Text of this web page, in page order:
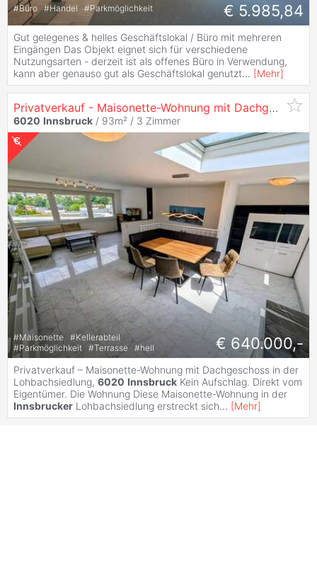
#Büro #Handel #Parkmöglichkeit € 5.985,84
Gut gelegenes & helles Geschäftslokal / Büro mit mehreren
Eingängen Das Objekt eignet sich für verschiedene
Nutzungsarten - derzeit ist als offenes Büro in Verwendung,
kann aber genauso gut als Geschäftslokal genutzt... [Mehr]
Privatverkauf - Maisonette-Wohnung mit Dachgeschoss in der Lohbachsiedlung,
6020 Innsbruck / 93m² / 3 Zimmer
#Maisonette #Kellerabteil
#Parkmöglichkeit #Terrasse #hell € 640.000,-
Privatverkauf – Maisonette-Wohnung mit Dachgeschoss in der
Lohbachsiedlung, 6020 Innsbruck Kein Aufschlag. Direkt vom
Eigentümer. Die Wohnung Diese Maisonette-Wohnung in der
Innsbrucker Lohbachsiedlung erstreckt sich... [Mehr]